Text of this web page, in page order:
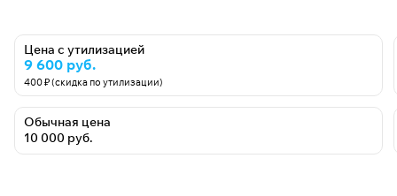
Цена с утилизацией
9 600 руб.
400 ₽ (скидка по утилизации)
Обычная цена
10 000 руб.